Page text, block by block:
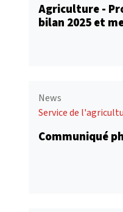
Agriculture -
bilan 2025 et
News
Service de
Communiqué